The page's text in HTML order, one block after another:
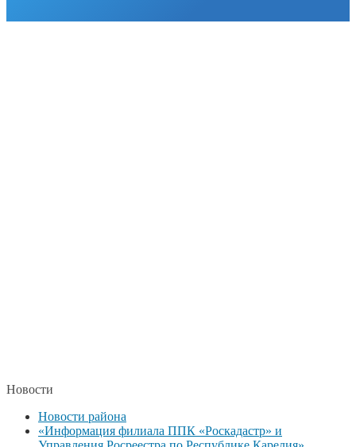
Новости
Новости района
«Информация филиала ППК «Роскадастр» и